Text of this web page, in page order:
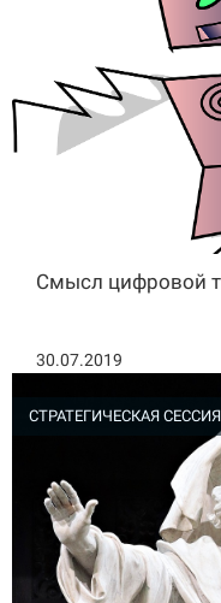
Смысл цифровой
30.07.2019
СТРАТЕГИЧЕСКАЯ СЕССИЯ